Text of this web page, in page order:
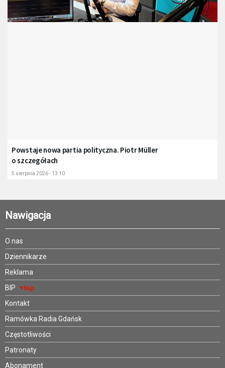
Powstaje nowa partia polityczna. Piotr Müller
o szczegółach
5 sierpnia 2026 - 13:10
Nawigacja
O nas
Dziennikarze
Reklama
BIP
Kontakt
Ramówka Radia Gdańsk
Częstotliwości
Patronaty
Abonament